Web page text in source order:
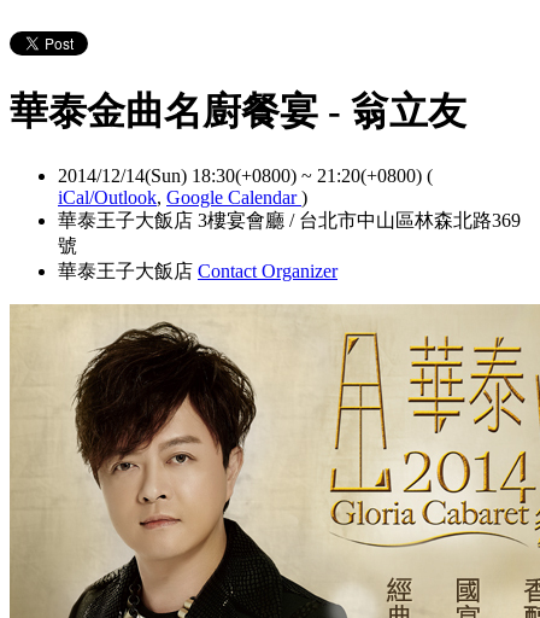
華泰金曲名廚餐宴 - 翁立友
2014/12/14(Sun) 18:30(+0800) ~ 21:20(+0800) (
iCal/Outlook, Google Calendar)
華泰王⼦大飯店 3樓宴會廳 / 台北市中山區林森北路369
號
華泰王子大飯店 Contact Organizer